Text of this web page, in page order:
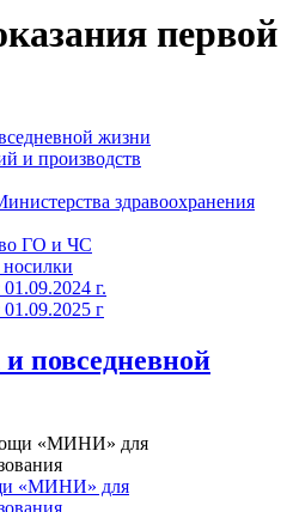
первой
жизни
и производств
здравоохранения
ГО и ЧС
носилки
г.
г
повседневной
«МИНИ» для